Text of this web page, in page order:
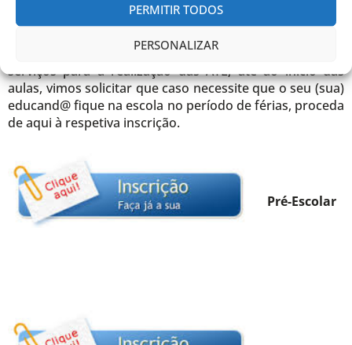
PERMITIR TODOS
PERSONALIZAR
Com o objetivo de podermos organizar os nossos
serviços para a realização das ATL, até ao início das
aulas, vimos solicitar que caso necessite que o seu (sua)
educand@ fique na escola no período de férias, proceda
de aqui à respetiva inscrição.
Pré-Escolar